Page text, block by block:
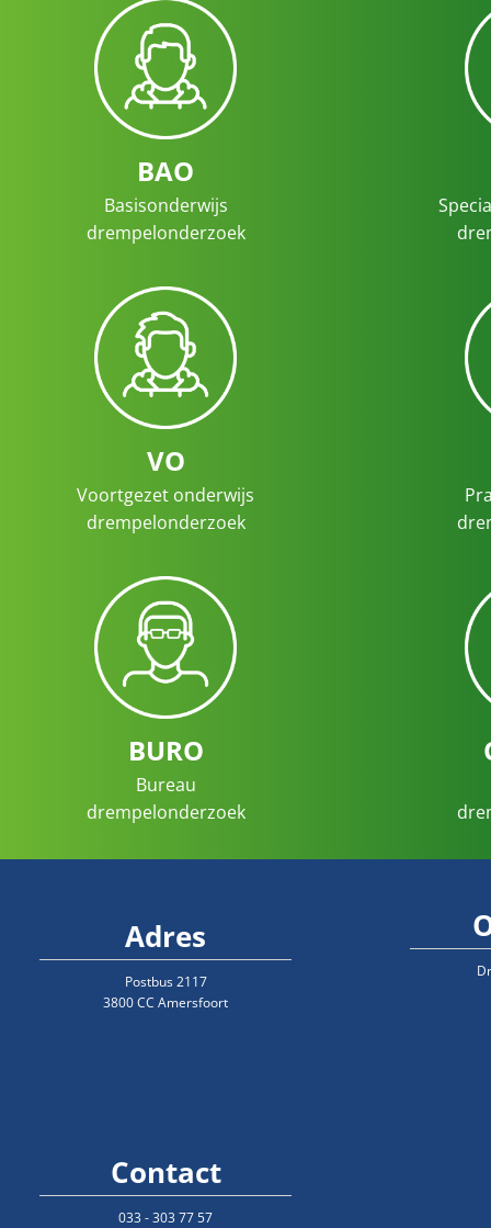
BAO
Basisonderwijs
drempelonderzoek
VO
Voortgezet onderwijs
drempelonderzoek
BURO
Bureau
drempelonderzoek
Adres
Postbus 2117
3800 CC Amersfoort
Contact
033 - 303 77 57